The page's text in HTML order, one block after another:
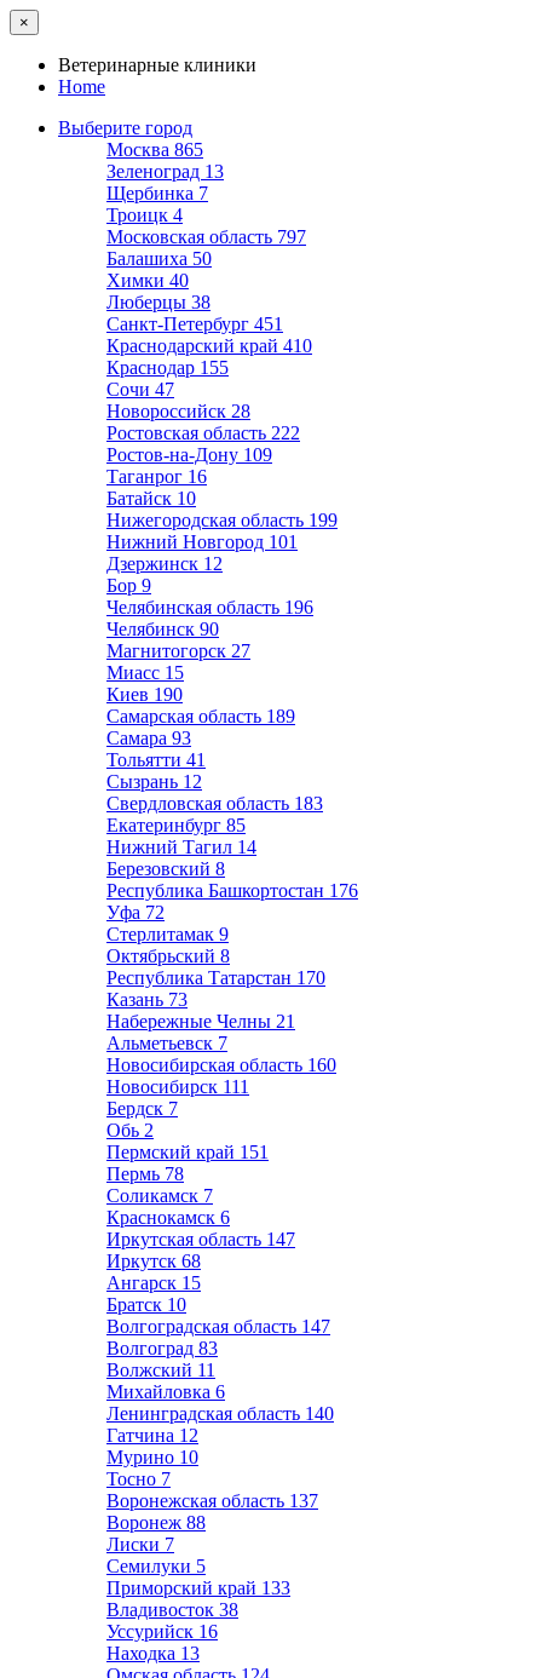
×
Ветеринарные клиники
Home
Выберите город
Москва 865
Зеленоград 13
Щербинка 7
Троицк 4
Московская область 797
Балашиха 50
Химки 40
Люберцы 38
Санкт-Петербург 451
Краснодарский край 410
Краснодар 155
Сочи 47
Новороссийск 28
Ростовская область 222
Ростов-на-Дону 109
Таганрог 16
Батайск 10
Нижегородская область 199
Нижний Новгород 101
Дзержинск 12
Бор 9
Челябинская область 196
Челябинск 90
Магнитогорск 27
Миасс 15
Киев 190
Самарская область 189
Самара 93
Тольятти 41
Сызрань 12
Свердловская область 183
Екатеринбург 85
Нижний Тагил 14
Березовский 8
Республика Башкортостан 176
Уфа 72
Стерлитамак 9
Октябрьский 8
Республика Татарстан 170
Казань 73
Набережные Челны 21
Альметьевск 7
Новосибирская область 160
Новосибирск 111
Бердск 7
Обь 2
Пермский край 151
Пермь 78
Соликамск 7
Краснокамск 6
Иркутская область 147
Иркутск 68
Ангарск 15
Братск 10
Волгоградская область 147
Волгоград 83
Волжский 11
Михайловка 6
Ленинградская область 140
Гатчина 12
Мурино 10
Тосно 7
Воронежская область 137
Воронеж 88
Лиски 7
Семилуки 5
Приморский край 133
Владивосток 38
Уссурийск 16
Находка 13